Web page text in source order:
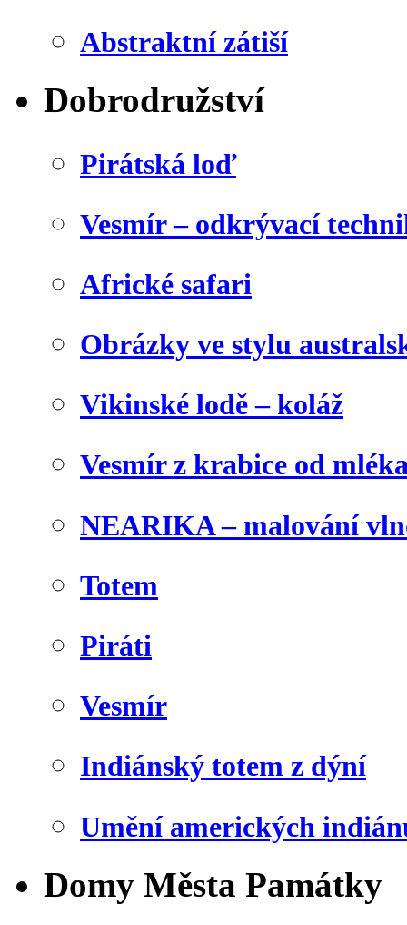
Abstraktní zátiší
Dobrodružství
Pirátská loď
Vesmír – odkrývací
Africké safari
Obrázky ve stylu
Vikinské lodě – koláž
Vesmír z krabice od
NEARIKA – malování
Totem
Piráti
Vesmír
Indiánský totem z dýní
Umění amerických
Domy Města Památky